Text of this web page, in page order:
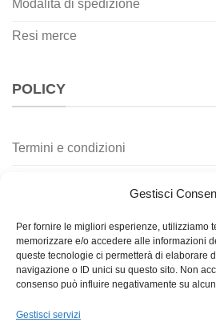
Gestisci
Per fornire le migliori esperienze, utilizziamo
memorizzare e/o accedere alle informazioni
queste tecnologie ci permetterà di elaborare
navigazione o ID unici su questo sito. Non
consenso può influire negativamente su
Gestisci servizi
Modalità di spedizione
Resi merce
POLICY
Termini e condizioni
Contatti